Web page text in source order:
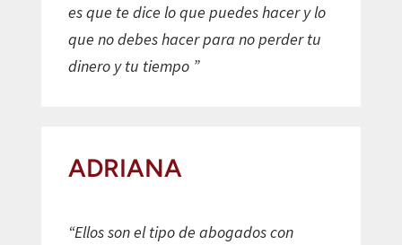
es que te dice lo que puedes hacer y lo
que no debes hacer para no perder tu
dinero y tu tiempo ”
ADRIANA
“Ellos son el tipo de abogados con